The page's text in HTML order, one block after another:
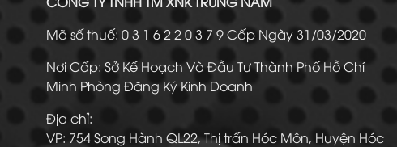
Mã số thuế: 0 3 1 6 2 2 0 3 7 9 Cấp Ngày 31/03/2020
Nơi Cấp: Sở Kế Hoạch Và Đầu Tư Thành Phố Hồ Chí
Minh Phòng Đăng Ký Kinh Doanh
Địa chỉ:
VP: 754 Song Hành QL22, Thị trấn Hóc Môn, Huyện Hóc